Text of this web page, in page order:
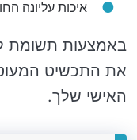
איכות עליונה
באמצעות תשומת
את התכשיט
האישי שלך.